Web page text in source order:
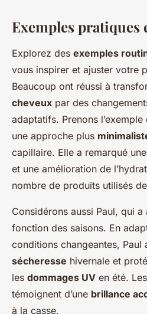
Exemples pratiques
Explorez des exemples
vous inspirer et ajuster votre
Beaucoup ont réussi à
cheveux par des
adaptatifs. Prenons
une approche plus
capillaire. Elle a remarqué
et une amélioration de
nombre de produits utilisés
Considérons aussi Paul, qui a
fonction des saisons. En
conditions changeantes, Paul
sécheresse hivernale et
les dommages UV en été.
témoignent d’une brillance
à la casse.